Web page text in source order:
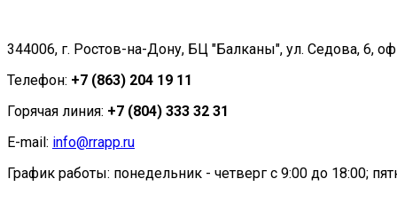
344006, г. Ростов-на-Дону, БЦ "Балканы", ул. Седова, 6,
Телефон: +7 (863) 204 19 11
Горячая линия: +7 (804) 333 32 31
E-mail: info@rrapp.ru
График работы: понедельник - четверг с 9:00 до 18:00;